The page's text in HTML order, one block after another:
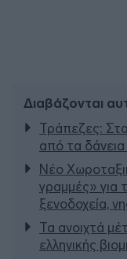
Διαβάζονται
Τράπεζες:
από τα
Νέο
γραμμές» για
ξενοδοχεία,
Τα ανοιχτά
ελληνικής